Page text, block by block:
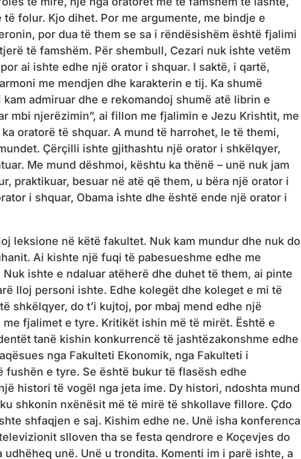
folur. Kjo dihet. Por me argumente, me bindje e
por dua të them se sa i rëndësishëm është fjalimi
të famshëm. Për shembull, Cezari nuk ishte vetëm
ai ishte edhe një orator i shquar. I saktë, i qartë,
me mendjen dhe karakterin e tij. Ka shumë
admiruar dhe e rekomandoj shumë atë librin e
mbi njerëzimin”, ai fillon me fjalimin e Jezu Krishtit, me
oratorë të shquar. A mund të harrohet, le të themi,
Çërçilli ishte gjithashtu një orator i shkëlqyer,
Me mund dëshmoi, kështu ka thënë – unë nuk jam
praktikuar, besuar në atë që them, u bëra një orator i
i shquar, Obama ishte dhe është ende një orator i
leksione në këtë fakultet. Nuk kam mundur dhe nuk do
Ai kishte një fuqi të pabesueshme edhe me
ishte e ndaluar atëherë dhe duhet të them, ai pinte
lloj personi ishte. Edhe kolegët dhe koleget e mi të
shkëlqyer, do t’i kujtoj, por mbaj mend edhe një
fjalimet e tyre. Kritikët ishin më të mirët. Është e
tanë kishin konkurrencë të jashtëzakonshme edhe
nga Fakulteti Ekonomik, nga Fakulteti i
fushën e tyre. Se është bukur të flasësh edhe
histori të vogël nga jeta ime. Dy histori, ndoshta mund
shkonin nxënësit më të mirë të shkollave fillore. Çdo
shfaqjen e saj. Kishim edhe ne. Unë isha konferenca
slloven tha se festa qendrore e Koçevjes do
unë. Unë u trondita. Komenti im i parë ishte, a